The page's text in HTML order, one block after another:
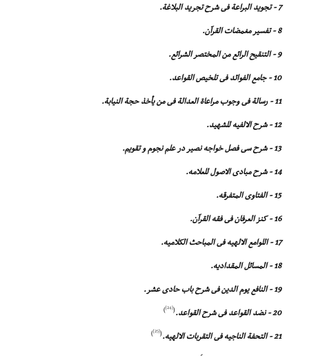
7 - تجوید البراعة فى شرح تجرید البلاغة.
8 - تفسیر مغمضات القرآن.
9 - التنقیح الرائع من المختصر الشرائع.
10 - جامع الفوائد فى تلخیص القواعد.
11 - رسالة فى وجوب مراعاة العدالة فى من یأخذ حجة النیابة.
12 - شرح الالفیه للشهید.
13 - شرح سى فصل خواجه نصیر در علم نجوم و تقویم.
14 - شرح مبادى الاصول للعلامه.
15 - الفتاوى المتفرقه.
16 - کنز العرفان فى فقه القرآن.
17 - اللوامع الالهیه فى المباحث الکلامیه.
18 - المسائل المقدادیه.
19 - النافع یوم الدین فى شرح باب حادى عشر.
20 - نضد القواعد فى شرح القواعد.
(
[24]
)
21 - التحفة الناجیه فى التقربات الالهیه. (
[25]
)